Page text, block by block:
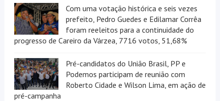
Com uma votação histórica e seis vezes
prefeito, Pedro Guedes e Edilamar Corrêa
foram reeleitos para a continuidade do
progresso de Careiro da Várzea, 7716 votos, 51,68%
Pré-candidatos do União Brasil, PP e
Podemos participam de reunião com
Roberto Cidade e Wilson Lima, em ação de
pré-campanha